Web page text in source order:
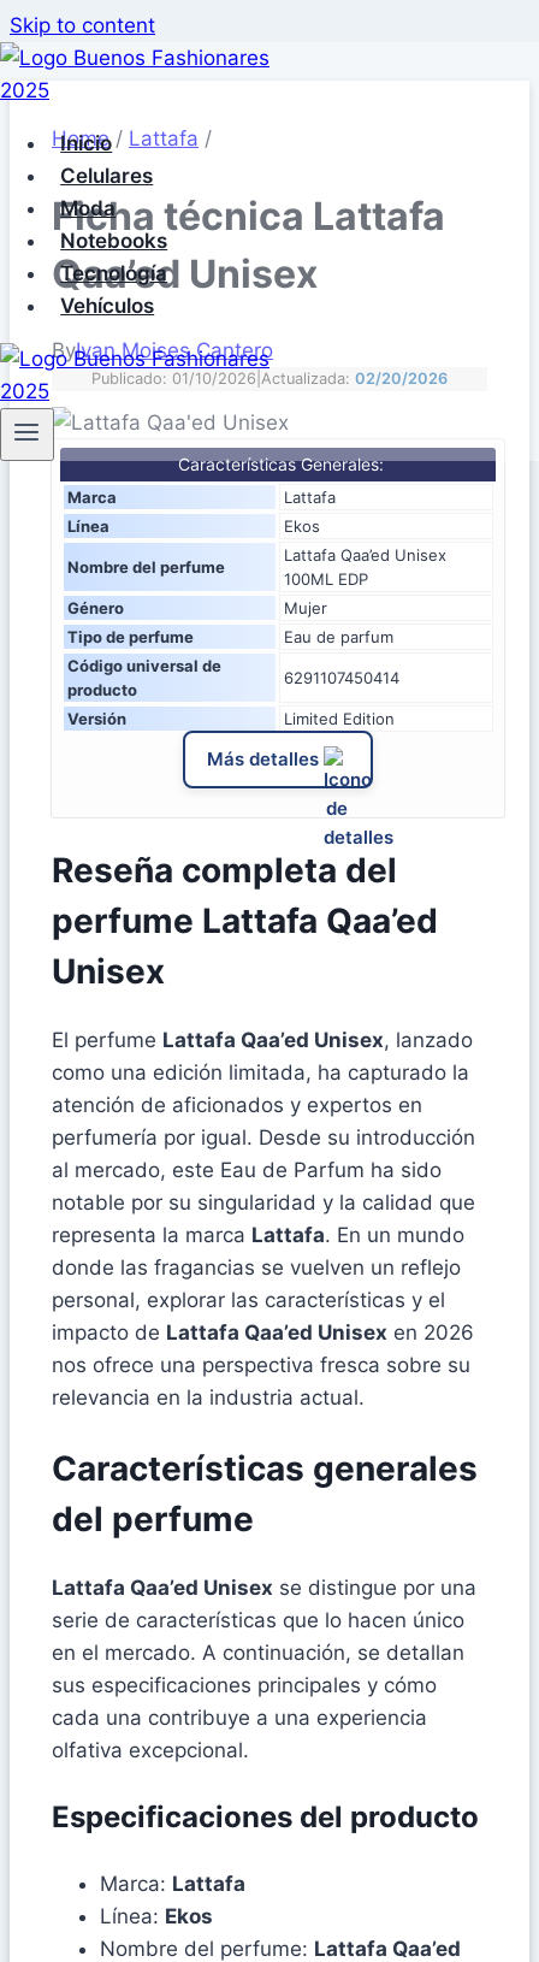
Skip to content
Inicio
Celulares
Moda
Notebooks
Tecnología
Vehículos
Home / Lattafa /
Ficha técnica Lattafa
Qaa’ed Unisex
ByIvan Moises Cantero
Publicado: 01/10/2026 Actualizada: 02/20/2026
Características Generales:
Marca
Lattafa
Línea
Ekos
Nombre del perfume
Lattafa Qaa’ed Unisex
100ML EDP
Género
Mujer
Tipo de perfume
Eau de parfum
Código universal de
producto
6291107450414
Versión Limited Edition
Más detalles
Reseña completa del
perfume Lattafa Qaa’ed
Unisex
El perfume Lattafa Qaa’ed Unisex, lanzado
como una edición limitada, ha capturado la
atención de aficionados y expertos en
perfumería por igual. Desde su introducción
al mercado, este Eau de Parfum ha sido
notable por su singularidad y la calidad que
representa la marca Lattafa. En un mundo
donde las fragancias se vuelven un reflejo
personal, explorar las características y el
impacto de Lattafa Qaa’ed Unisex en 2026
nos ofrece una perspectiva fresca sobre su
relevancia en la industria actual.
Características generales
del perfume
Lattafa Qaa’ed Unisex se distingue por una
serie de características que lo hacen único
en el mercado. A continuación, se detallan
sus especificaciones principales y cómo
cada una contribuye a una experiencia
olfativa excepcional.
Especificaciones del producto
Marca: Lattafa
Línea: Ekos
Nombre del perfume: Lattafa Qaa’ed